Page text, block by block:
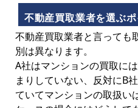
不動産買取業者を選ぶポ
不動産買取業者と言っても
別は異なります。
A社はマンションの買取に
まりしていない、反対にB
ていてマンションの取扱い